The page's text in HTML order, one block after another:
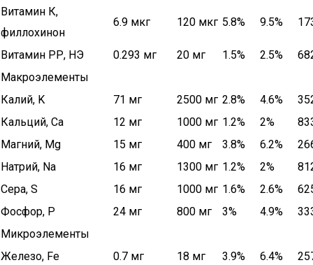
Витамин К,
филлохинон
6.9 мкг 120 мкг 5.8% 9.5%
Витамин РР, НЭ 0.293 мг 20 мг 1.5% 2.5%
Макроэлементы
Калий, K
71 мг 2500 мг 2.8% 4.6%
Кальций, Ca
12 мг 1000 мг 1.2% 2%
Магний, Mg
15 мг 400 мг 3.8% 6.2%
Натрий, Na
16 мг 1300 мг 1.2% 2%
Сера, S
16 мг 1000 мг 1.6% 2.6%
Фосфор, P
24 мг 800 мг 3% 4.9%
Микроэлементы
Железо, Fe
0.7 мг 18 мг 3.9% 6.4%